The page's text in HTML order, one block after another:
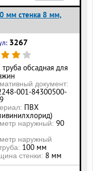
мм стенка 8 мм,
3267
труба обсадная для
документ:
001-84300500-
ПВХ
наружный: 90
наружный
100 мм
стенки: 8 мм